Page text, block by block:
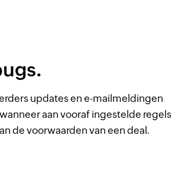
updates en e-mailmeldingen
aan vooraf ingestelde regels
de voorwaarden van een deal.